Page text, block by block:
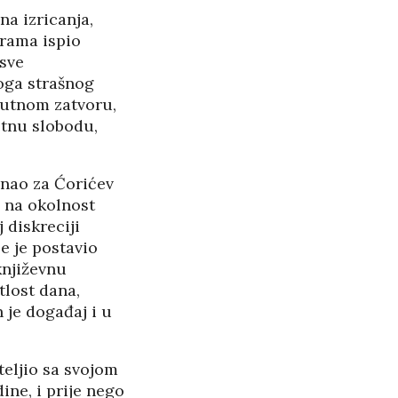
izricanja,
ispio
strašnog
zatvoru,
slobodu,
za Ćorićev
okolnost
diskreciji
je postavio
dana,
je događaj i u
sa svojom
i prije nego
SVETA” U CRNOJ GORI
25/05/2026
25/05/2026
140 GODINA HPD U
SJENI NERADA I
KORŽINEK
14/04/2026